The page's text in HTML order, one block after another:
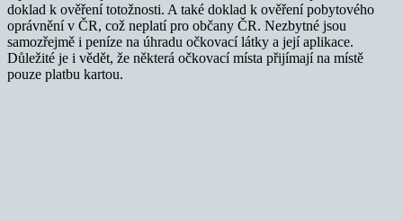
doklad k ověření totožnosti. A také doklad k ověření pobytového
oprávnění v ČR, což neplatí pro občany ČR. Nezbytné jsou
samozřejmě i peníze na úhradu očkovací látky a její aplikace.
Důležité je i vědět, že některá očkovací místa přijímají na místě
pouze platbu kartou.